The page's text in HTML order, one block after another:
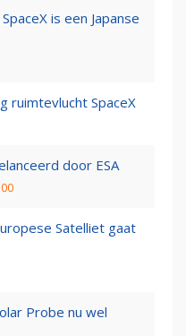
is een Japanse
ruimtevlucht SpaceX
door ESA
Satelliet gaat
Probe nu wel